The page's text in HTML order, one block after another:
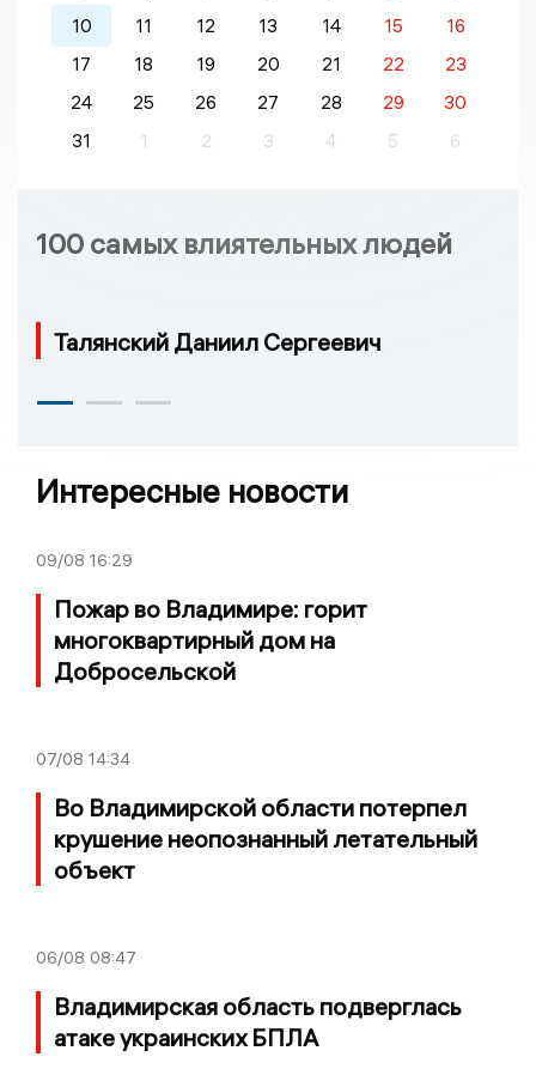
10
11 12 13 14 15
16
17
18 19 20 21 22
23
24
25 26 27 28 29
30
31
1 2 3 4 5 6
100 самых влиятельных людей
Талянский Даниил Сергеевич
Интересные новости
09/08 16:29
Пожар во Владимире: горит
многоквартирный дом на
Добросельской
07/08 14:34
Во Владимирской области потерпел
крушение неопознанный летательный
объект
06/08 08:47
Владимирская область подверглась
атаке украинских БПЛА